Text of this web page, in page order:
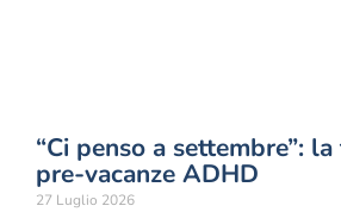
“Ci penso a settembre”:
pre-vacanze ADHD
27 Luglio 2026